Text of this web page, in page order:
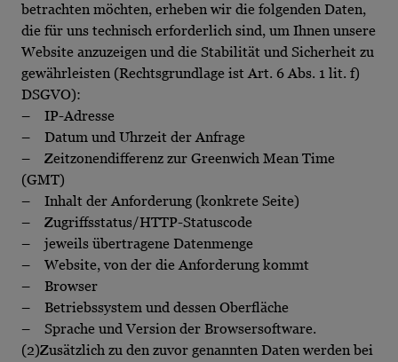
betrachten möchten, erheben wir die folgenden Daten,
die für uns technisch erforderlich sind, um Ihnen unsere
Website anzuzeigen und die Stabilität und Sicherheit zu
gewährleisten (Rechtsgrundlage ist Art. 6 Abs. 1 lit. f)
DSGVO):
– IP-Adresse
– Datum und Uhrzeit der Anfrage
– Zeitzonendifferenz zur Greenwich Mean Time
(GMT)
– Inhalt der Anforderung (konkrete Seite)
– Zugriffsstatus/HTTP-Statuscode
– jeweils übertragene Datenmenge
– Website, von der die Anforderung kommt
– Browser
– Betriebssystem und dessen Oberfläche
– Sprache und Version der Browsersoftware.
(2)Zusätzlich zu den zuvor genannten Daten werden bei